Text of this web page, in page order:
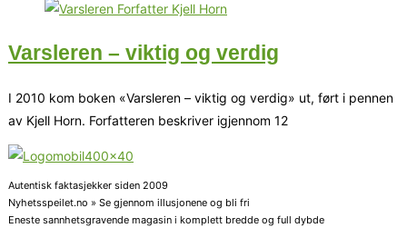
Varsleren – viktig og verdig
I 2010 kom boken «Varsleren – viktig og verdig» ut, ført i pennen
av Kjell Horn. Forfatteren beskriver igjennom 12
Autentisk faktasjekker siden 2009
Nyhetsspeilet.no » Se gjennom illusjonene og bli fri
Eneste sannhetsgravende magasin i komplett bredde og full dybde